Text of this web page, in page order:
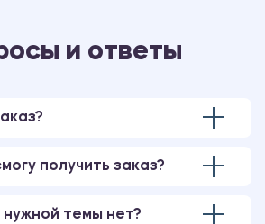
и ответы
получить заказ?
нужной темы нет?